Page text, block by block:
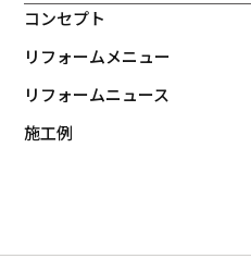
コンセプト
リフォームメニュー
リフォームニュース
施工例